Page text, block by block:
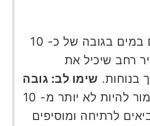
ממלאים במים בגובה של כ- 10
רחב שיכיל את
בנוחות. שימו לב: גובה
המים אמור להיות לא יותר מ- 10
לרתיחה ומוסיפים